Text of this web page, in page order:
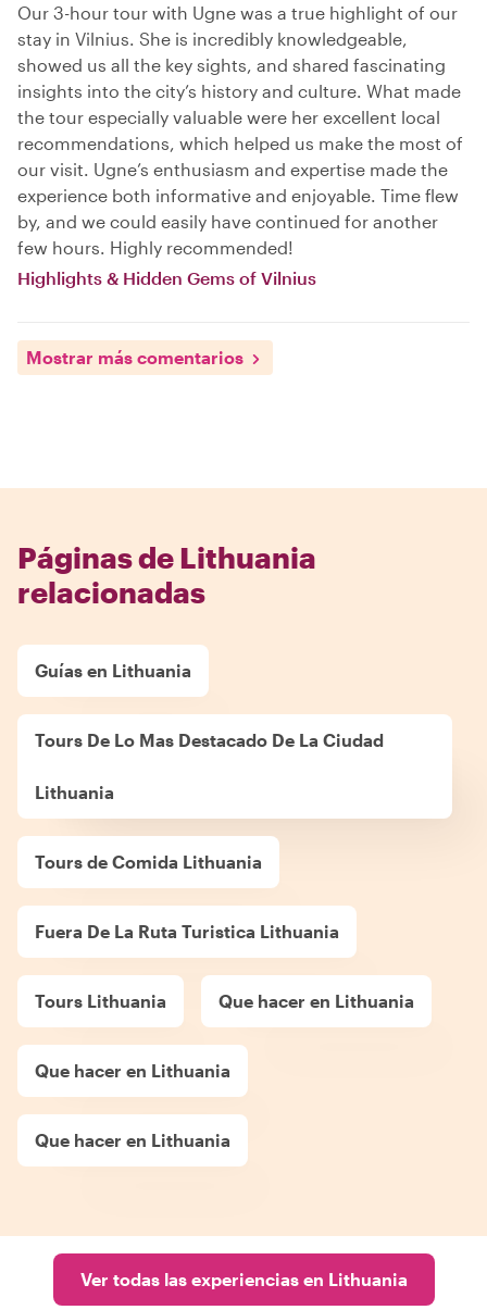
Our 3-hour tour with Ugne was a true highlight of our
stay in Vilnius. She is incredibly knowledgeable,
showed us all the key sights, and shared fascinating
insights into the city’s history and culture. What made
the tour especially valuable were her excellent local
recommendations, which helped us make the most of
our visit. Ugne’s enthusiasm and expertise made the
experience both informative and enjoyable. Time flew
by, and we could easily have continued for another
few hours. Highly recommended!
Highlights & Hidden Gems of Vilnius
Mostrar más comentarios
Páginas de Lithuania
relacionadas
Guías en Lithuania
Tours De Lo Mas Destacado De La Ciudad
Lithuania
Tours de Comida Lithuania
Fuera De La Ruta Turistica Lithuania
Tours Lithuania Que hacer en Lithuania
Que hacer en Lithuania
Que hacer en Lithuania
Ver todas las experiencias en Lithuania